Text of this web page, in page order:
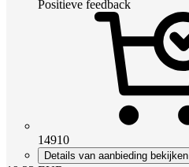
Positieve feedback
14910
Details van aanbieding bekijken